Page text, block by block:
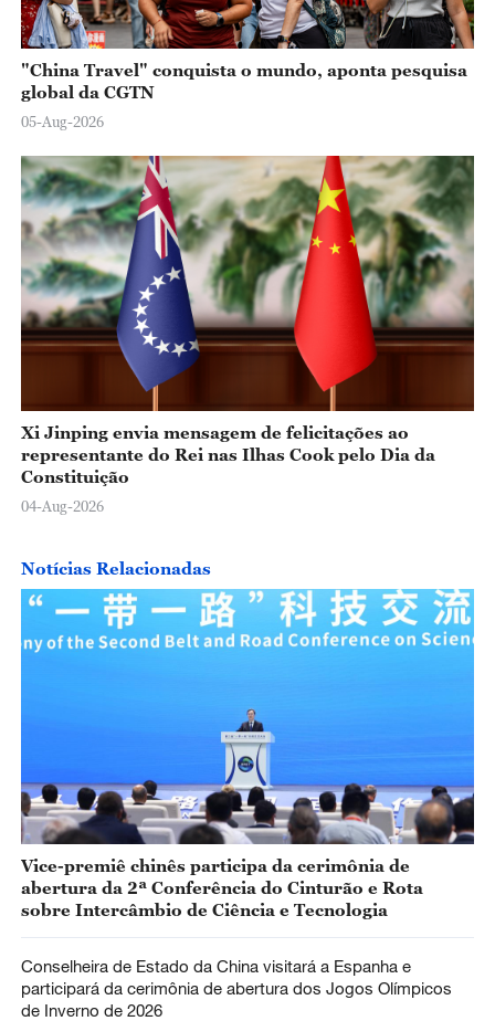
"China Travel" conquista o mundo, aponta pesquisa
global da CGTN
05-Aug-2026
Xi Jinping envia mensagem de felicitações ao
representante do Rei nas Ilhas Cook pelo Dia da
Constituição
04-Aug-2026
Notícias Relacionadas
Vice-premiê chinês participa da cerimônia de
abertura da 2ª Conferência do Cinturão e Rota
sobre Intercâmbio de Ciência e Tecnologia
Conselheira de Estado da China visitará a Espanha e
participará da cerimônia de abertura dos Jogos Olímpicos
de Inverno de 2026